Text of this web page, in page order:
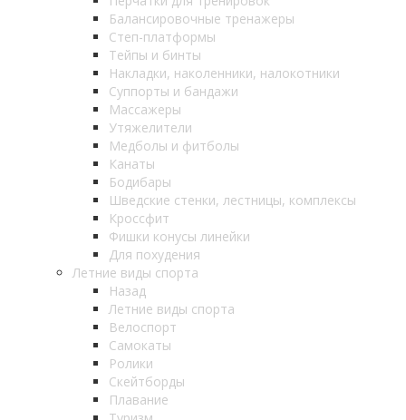
Балансировочные тренажеры
Степ-платформы
Тейпы и бинты
Накладки, наколенники, налокотники
Суппорты и бандажи
Массажеры
Утяжелители
Медболы и фитболы
Канаты
Бодибары
Шведские стенки, лестницы, комплексы
Кроссфит
Фишки конусы линейки
Для похудения
Летние виды спорта
Назад
Летние виды спорта
Велоспорт
Самокаты
Ролики
Скейтборды
Плавание